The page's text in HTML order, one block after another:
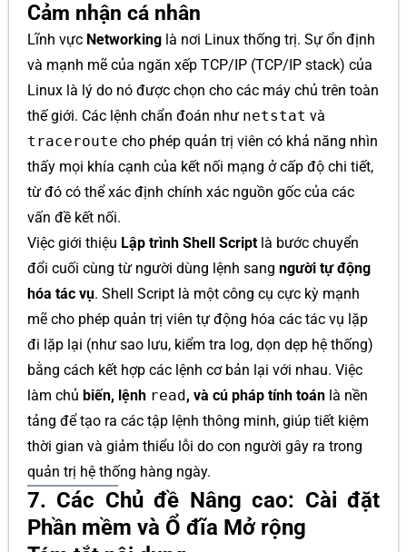
Cảm nhận cá nhân
Lĩnh vực Networking là nơi Linux thống trị. Sự ổn định
và mạnh mẽ của ngăn xếp TCP/IP (TCP/IP stack) của
Linux là lý do nó được chọn cho các máy chủ trên toàn
thế giới. Các lệnh chẩn đoán như netstat và
traceroute cho phép quản trị viên có khả năng nhìn
thấy mọi khía cạnh của kết nối mạng ở cấp độ chi tiết,
từ đó có thể xác định chính xác nguồn gốc của các
vấn đề kết nối.
Việc giới thiệu Lập trình Shell Script là bước chuyển
đổi cuối cùng từ người dùng lệnh sang người tự động
hóa tác vụ. Shell Script là một công cụ cực kỳ mạnh
mẽ cho phép quản trị viên tự động hóa các tác vụ lặp
đi lặp lại (như sao lưu, kiểm tra log, dọn dẹp hệ thống)
bằng cách kết hợp các lệnh cơ bản lại với nhau. Việc
làm chủ biến, lệnh read , và cú pháp tính toán là nền
tảng để tạo ra các tập lệnh thông minh, giúp tiết kiệm
thời gian và giảm thiểu lỗi do con người gây ra trong
quản trị hệ thống hàng ngày.
7. Các Chủ đề Nâng cao: Cài đặt
Phần mềm và Ổ đĩa Mở rộng